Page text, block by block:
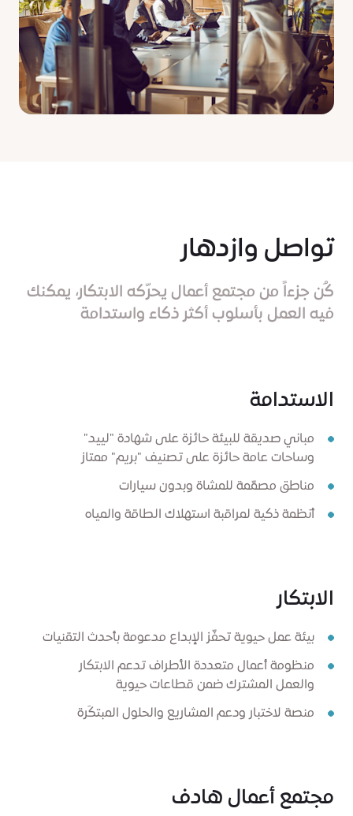
تواصل وازدهار
كُن جزءاً من مجتمع أعمال يحرّكه الابتكار، يمكنك
فيه العمل بأسلوب أكثر ذكاء واستدامة
الاستدامة
مباني صديقة للبيئة حائزة على شهادة "لييد"
وساحات عامة حائزة على تصنيف "بريم" ممتاز
مناطق مصمّمة للمشاة وبدون سيارات
أنظمة ذكية لمراقبة استهلاك الطاقة والمياه
الابتكار
بيئة عمل حيوية تحفّز الإبداع مدعومة بأحدث التقنيات
منظومة أعمال متعددة الأطراف تدعم الابتكار
والعمل المشترك ضمن قطاعات حيوية
منصة لاختبار ودعم المشاريع والحلول المبتكَرة
مجتمع أعمال هادف